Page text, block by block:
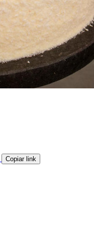
Copiar link